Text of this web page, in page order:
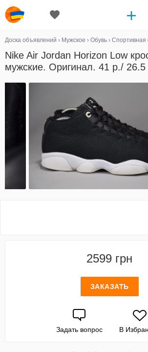
Доска объявлений › Мужское › Обувь › Спортивная
Nike Air Jordan Horizon Low
мужские. Оригинал. 41 р./ 26.5
2599 грн
ЗАКАЗАТЬ
Задать вопрос В